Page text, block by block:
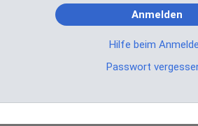
Anmelden
Hilfe beim
Passwort